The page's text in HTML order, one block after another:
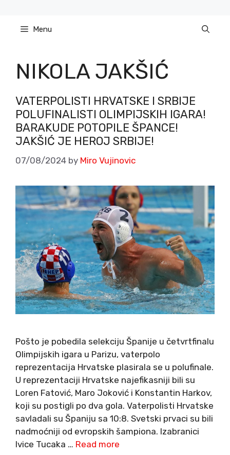
content Menu
NIKOLA JAKŠIĆ
VATERPOLISTI HRVATSKE I SRBIJE
POLUFINALISTI OLIMPIJSKIH IGARA!
BARAKUDE POTOPILE ŠPANCE!
JAKŠIĆ JE HEROJ SRBIJE!
07/08/2024 by Miro Vujinovic
Pošto je pobedila selekciju Španije u četvrtfinalu
Olimpijskih igara u Parizu, vaterpolo
reprezentacija Hrvatske plasirala se u polufinale.
U reprezentaciji Hrvatske najefikasniji bili su
Loren Fatović, Maro Joković i Konstantin Harkov,
koji su postigli po dva gola. Vaterpolisti Hrvatske
savladali su Španiju sa 10:8. Svetski prvaci su bili
nadmoćniji od evropskih šampiona. Izabranici
Ivice Tucaka … Read more